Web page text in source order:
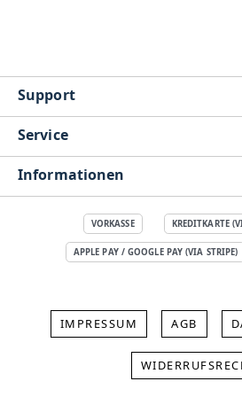
Support
Service
Informationen
VORKASSE KREDITKARTE
APPLE PAY / GOOGLE PAY (VIA STRIPE)
IMPRESSUM AGB